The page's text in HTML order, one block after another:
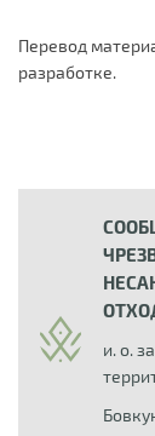
Перевод
разработке.
и. о.